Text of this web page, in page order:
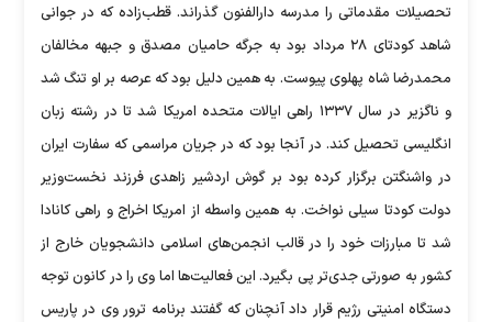
تحصیلات مقدماتی را مدرسه دارالفنون گذراند. قطب‌زاده که در جوانی
شاهد کودتای ۲۸ مرداد بود به جرگه حامیان مصدق و جبهه مخالفان
محمدرضا شاه پهلوی پیوست. به همین دلیل بود که عرصه بر او تنگ شد
و ناگزیر در سال ۱۳۳۷ راهی ایالات متحده امریکا شد تا در رشته زبان
انگلیسی تحصیل کند. در آنجا بود که در جریان مراسمی که سفارت ایران
در واشنگتن برگزار کرده بود بر گوش اردشیر زاهدی فرزند نخست‌وزیر
دولت کودتا سیلی نواخت. به همین واسطه از امریکا اخراج و راهی کانادا
شد تا مبارزات خود را در قالب انجمن‌های اسلامی دانشجویان خارج از
کشور به صورتی جدی‌تر پی بگیرد. این فعالیت‌ها اما وی را در کانون توجه
دستگاه امنیتی رژیم قرار داد آنچنان که گفتند برنامه ترور وی در پاریس